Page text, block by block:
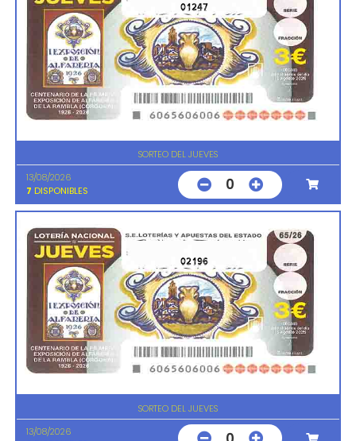
01247
SORTEO DEL JUEVES
13/08/2026
7 DISPONIBLES 0
02196
SORTEO DEL JUEVES
13/08/2026